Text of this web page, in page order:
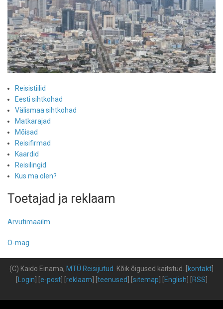
Reisistiilid
Eesti sihtkohad
Välismaa sihtkohad
Matkarajad
Mõisad
Reisifirmad
Kaardid
Reisilingid
Kus ma olen?
Toetajad ja reklaam
Arvutimaailm
O-mag
(C) Kaido Einama, MTÜ Reisijutud Kõik õigused kaitstud kontakt
Login e-post] [ reklaam teenused sitemap English RSS